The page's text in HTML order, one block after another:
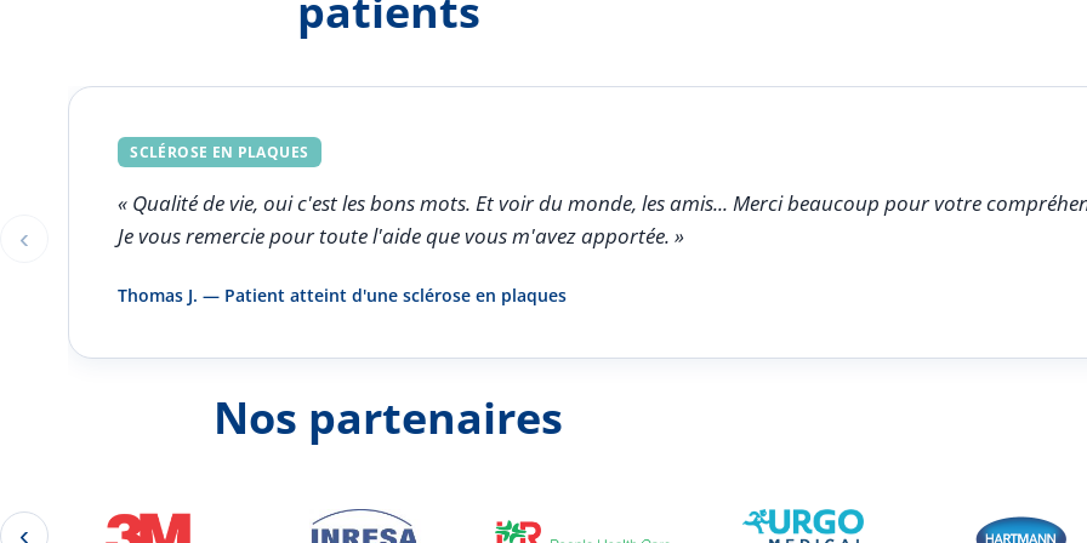
‹
SCLÉROSE EN PLAQUES
« Qualité de vie, oui c'est les bons mots. Et voir du monde, les amis... Merci beaucoup pour votre
Je vous remercie pour toute l'aide que vous m'avez apportée. »
Thomas J. — Patient atteint d'une sclérose en plaques
Éléments 1 à 1 sur 5
Nos partenaires
‹